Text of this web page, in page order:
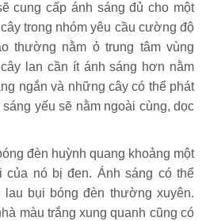
cung cấp ánh sáng đủ cho một
trong nhóm yêu cầu cường độ
thường nằm ỏ trung tâm vùng
lan cần ít ánh sáng hơn nằm
ngắn và những cây có thể phát
yếu sẽ nằm ngoài cùng, dọc
đèn huỳnh quang khoảng một
của nó bị đen. Ánh sáng có thể
bụi bóng đèn thường xuyên.
màu trắng xung quanh cũng có